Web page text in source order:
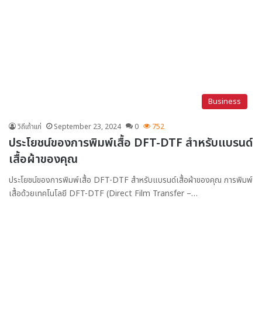
Business
วิถีเถ้าแก่ September 23, 2024 0 752
ประโยชน์ของการพิมพ์เสื้อ DFT-DTF สำหรับแบรนด์
เสื้อผ้าของคุณ
ประโยชน์ของการพิมพ์เสื้อ DFT-DTF สำหรับแบรนด์เสื้อผ้าของคุณ การพิมพ์
เสื้อด้วยเทคโนโลยี DFT-DTF (Direct Film Transfer –…